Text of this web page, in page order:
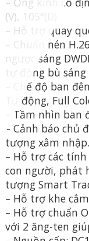
(V), 105°(D)
– Hỗ trợ quay
– Chuẩn nén
ngược sáng
tự động bù sáng
– Chế độ ban
Tự động, Full
– Tầm nhìn ban
– Cảnh báo chủ
tượng xâm nhập.
– Hỗ trợ các
con người, phát
tượng Smart
– Hỗ trợ khe
– Hỗ trợ chuẩn
với 2 ăng-ten